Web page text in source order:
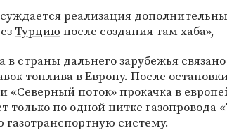
реализация
Турцию после создания там хаба»,
в страны дальнего зарубежья
топлива в Европу. После
«Северный поток» прокачка в
только по одной нитке газопровода
газотранспортную систему.